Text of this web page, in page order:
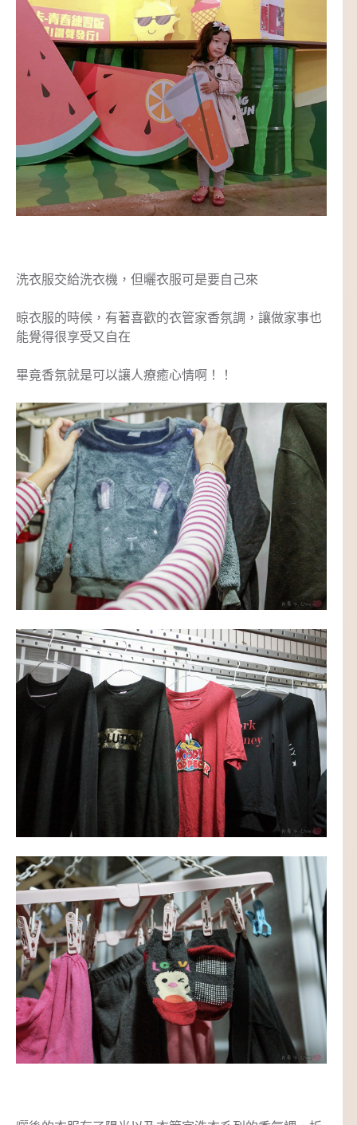
洗衣服交給洗衣機，但曬衣服可是要自己來
晾衣服的時候，有著喜歡的衣管家香氛調，讓做家事也
能覺得很享受又自在
畢竟香氛就是可以讓人療癒心情啊！！